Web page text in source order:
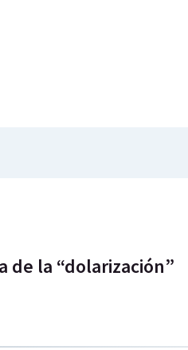
de la “dolarización”